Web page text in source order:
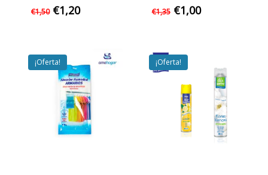
€1,50 El
€1,50.
€1,20El
€1,20.
€1,35 El
€1,35.
€1,00El
¡Oferta! ¡Oferta!